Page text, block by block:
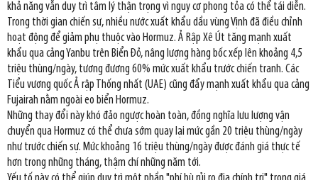
khả năng vẫn duy trì tâm lý thận trọng vì nguy cơ phong tỏa có thể tái diễn.
Trong thời gian chiến sự, nhiều nước xuất khẩu dầu vùng Vịnh đã điều chỉnh
hoạt động để giảm phụ thuộc vào Hormuz. Ả Rập Xê Út tăng mạnh xuất
khẩu qua cảng Yanbu trên Biển Đỏ, nâng lượng hàng bốc xếp lên khoảng 4,5
triệu thùng/ngày, tương đương 60% mức xuất khẩu trước chiến tranh. Các
Tiểu vương quốc Ả rập Thống nhất (UAE) cũng đẩy mạnh xuất khẩu qua cảng
Fujairah nằm ngoài eo biển Hormuz.
Những thay đổi này khó đảo ngược hoàn toàn, đồng nghĩa lưu lượng vận
chuyển qua Hormuz có thể chưa sớm quay lại mức gần 20 triệu thùng/ngày
như trước chiến sự. Mức khoảng 16 triệu thùng/ngày được đánh giá thực tế
hơn trong những tháng, thậm chí những năm tới.